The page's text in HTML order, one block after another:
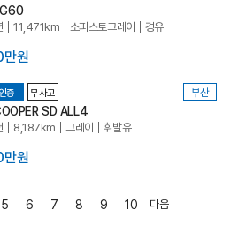
11,471km 소피스토그레이 경유
원
증 무사고 부산
SD ALL4
8,187km 그레이 휘발유
원
5 6 7 8 9 10 다음